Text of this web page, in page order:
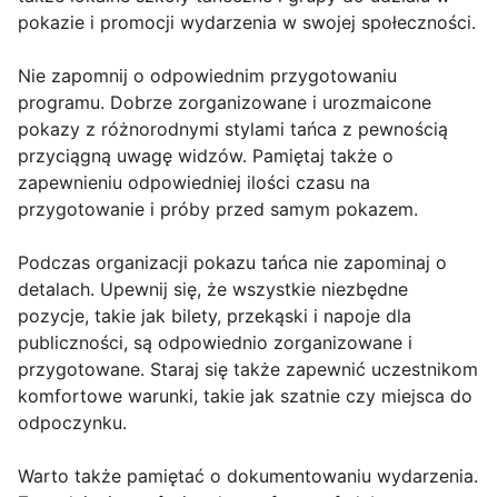
pokazie i promocji wydarzenia w swojej społeczności.
Nie zapomnij o odpowiednim przygotowaniu
programu. Dobrze zorganizowane i urozmaicone
pokazy z różnorodnymi stylami tańca z pewnością
przyciągną uwagę widzów. Pamiętaj także o
zapewnieniu odpowiedniej ilości czasu na
przygotowanie i próby przed samym pokazem.
Podczas organizacji pokazu tańca nie zapominaj o
detalach. Upewnij się, że wszystkie niezbędne
pozycje, takie jak bilety, przekąski i napoje dla
publiczności, są odpowiednio zorganizowane i
przygotowane. Staraj się także zapewnić uczestnikom
komfortowe warunki, takie jak szatnie czy miejsca do
odpoczynku.
Warto także pamiętać o dokumentowaniu wydarzenia.